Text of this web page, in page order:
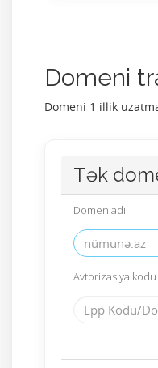
Domeni
Domeni 1 illik
Tək
Domen adı
Avtorizasiya kodu